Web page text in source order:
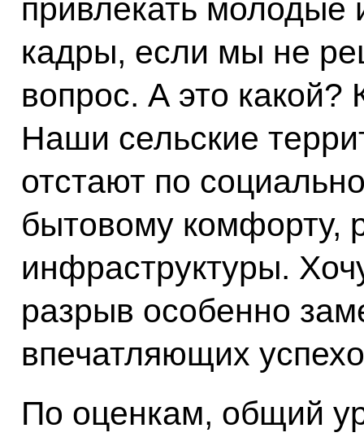
привлекать
кадры, если мы не
вопрос. А это какой?
Наши сельские
отстают по
бытовому комфорту,
инфраструктуры.
разрыв особенно
впечатляющих
По оценкам, общий